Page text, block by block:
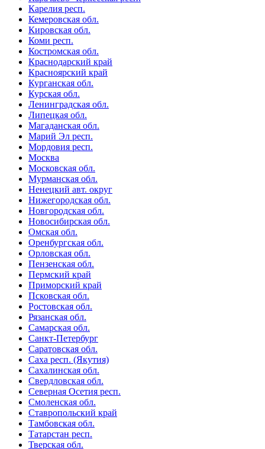
Карелия респ.
Кемеровская обл.
Кировская обл.
Коми респ.
Костромская обл.
Краснодарский край
Красноярский край
Курганская обл.
Курская обл.
Ленинградская обл.
Липецкая обл.
Магаданская обл.
Марий Эл респ.
Мордовия респ.
Москва
Московская обл.
Мурманская обл.
Ненецкий авт. округ
Нижегородская обл.
Новгородская обл.
Новосибирская обл.
Омская обл.
Оренбургская обл.
Орловская обл.
Пензенская обл.
Пермский край
Приморский край
Псковская обл.
Ростовская обл.
Рязанская обл.
Самарская обл.
Санкт-Петербург
Саратовская обл.
Саха респ. (Якутия)
Сахалинская обл.
Свердловская обл.
Северная Осетия респ.
Смоленская обл.
Ставропольский край
Тамбовская обл.
Татарстан респ.
Тверская обл.